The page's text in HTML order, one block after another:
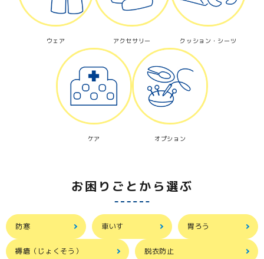
ウェア アクセサリー クッション・シーツ
ケア オプション
お困りごとから選ぶ
防寒 車いす 胃ろう
褥瘡（じょくそう） 脱衣防止